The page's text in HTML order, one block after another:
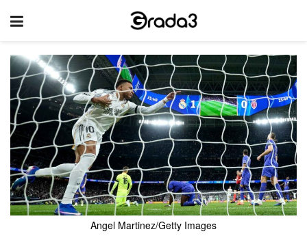
Angel Martinez/Getty Images